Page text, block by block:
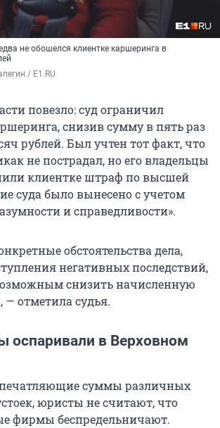
не обошелся клиентке каршеринга в
/ E1.RU
повезло: суд ограничил
снизив сумму в пять раз
рублей. Был учтен тот факт, что
не пострадал, но его владельцы
клиентке штраф по высшей
суда было вынесено с учетом
и справедливости».
обстоятельства дела,
негативных последствий,
снизить начисленную
отметила судья.
оспаривали в Верховном
суммы различных
юристы не считают, что
фирмы беспредельничают.